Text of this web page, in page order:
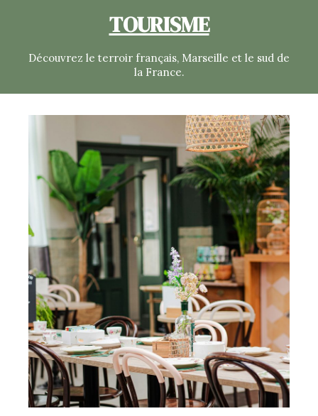
TOURISME
Découvrez le terroir français, Marseille et le sud de
la France.